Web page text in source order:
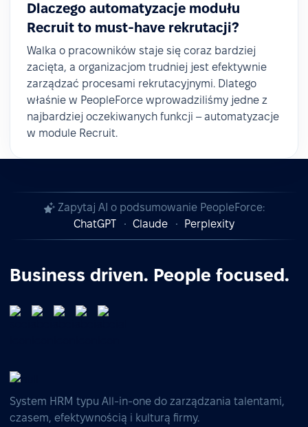
Dlaczego automatyzacje modułu
Recruit to must-have rekrutacji?
Walka o pracowników staje się coraz bardziej
zacięta, a organizacjom trudniej jest efektywnie
zarządzać procesami rekrutacyjnymi. Dlatego
właśnie w PeopleForce wprowadziliśmy jedne z
najbardziej oczekiwanych funkcji – automatyzacje
w module Recruit.
Zapytaj AI o podsumowanie PeopleForce:
ChatGPT
Claude Perplexity
Business driven. People focused.
System HRM typu All-in-one do zarządzania talentami,
czasem, efektywnością i kulturą firmy.